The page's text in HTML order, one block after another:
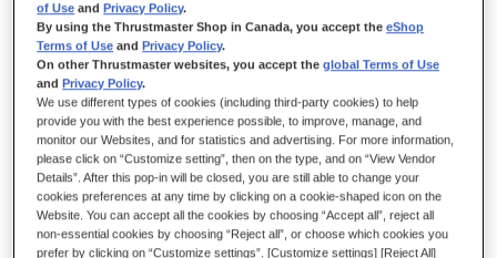
Détails
of Use andPrivacy Policy.
By using the Thrustmaster Shop in Canada, you accept theeShop
Terms of Use andPrivacy Policy.
On other Thrustmaster websites, you accept theglobal Terms of Use
andPrivacy Policy.
We use different types of cookies (including third-party cookies) to help
provide you with the best experience possible, to improve, manage, and
monitor our Websites, and for statistics and advertising. For more information,
please click on “Customize setting”, then on the type, and on “View Vendor
Details”. After this pop-in will be closed, you are still able to change your
cookies preferences at any time by clicking on a cookie-shaped icon on the
Website. You can accept all the cookies by choosing “Accept all”, reject all
non-essential cookies by choosing “Reject all”, or choose which cookies you
prefer by clicking on “Customize settings”. [Customize settings] [Reject All]